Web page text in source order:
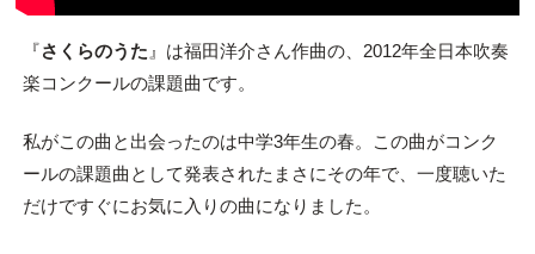
『さくらのうた 』は福田洋介さん作曲の、2012年全日本吹奏
楽コンクールの課題曲です。
私がこの曲と出会ったのは中学3年生の春。この曲がコンク
ールの課題曲として発表されたまさにその年で、一度聴いた
だけですぐにお気に入りの曲になりました。